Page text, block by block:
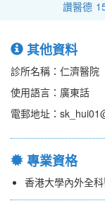
讚醫德
其他資料
診所名稱：仁濟醫院
使用語言：廣東話
電郵地址：
專業資格
香港大學內外全